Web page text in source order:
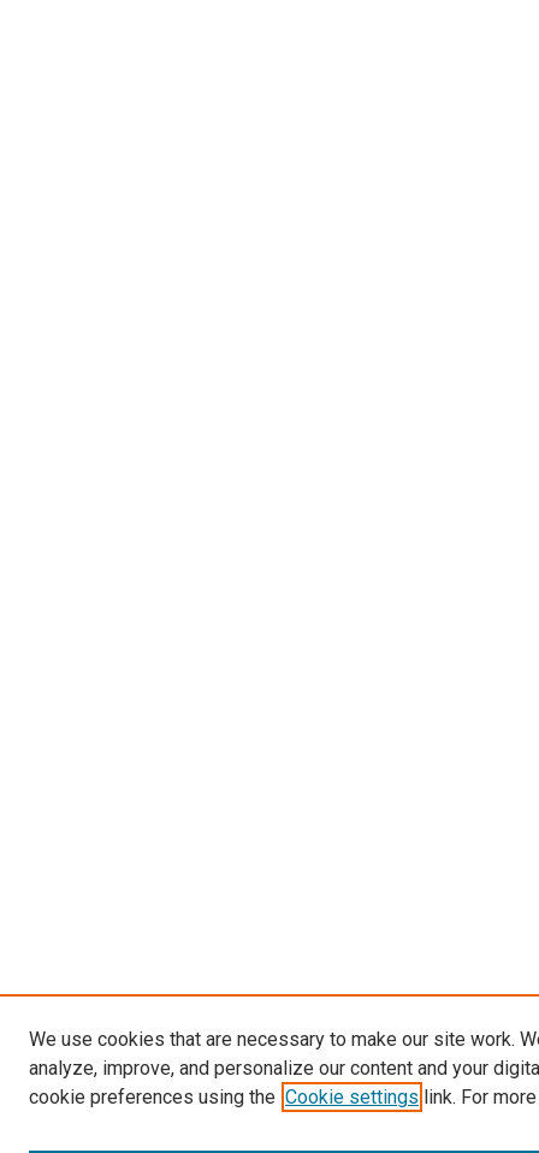
We use cookies that are necessary to make our site work.
analyze, improve, and personalize our content and your
cookie preferences using the Cookie settings link. For